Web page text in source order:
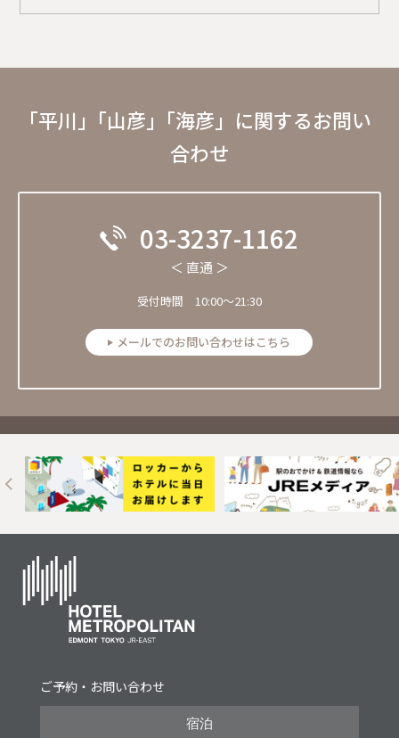
｢平川」｢山彦」｢海彦」に関するお問い
合わせ
03-3237-1162
＜ 直通 ＞
受付時間 10:00～21:30
メールでのお問い合わせはこちら
Next
ご予約・お問い合わせ
宿泊